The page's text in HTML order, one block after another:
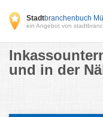
Stadtbranchenbuch
ein Angebot von
und in der